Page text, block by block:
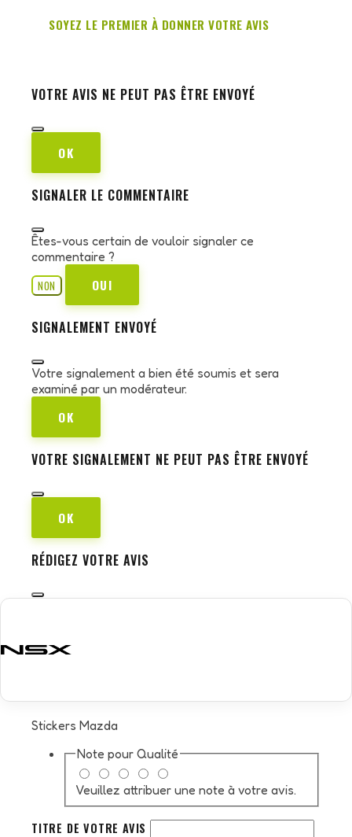
SOYEZ LE PREMIER À DONNER VOTRE AVIS
VOTRE AVIS NE PEUT PAS ÊTRE ENVOYÉ
OK
SIGNALER LE COMMENTAIRE
Êtes-vous certain de vouloir signaler ce
commentaire ?
NON
OUI
SIGNALEMENT ENVOYÉ
Votre signalement a bien été soumis et sera
examiné par un modérateur.
OK
VOTRE SIGNALEMENT NE PEUT PAS ÊTRE ENVOYÉ
OK
RÉDIGEZ VOTRE AVIS
Stickers Mazda
Note pour Qualité
Veuillez attribuer une note à votre avis.
TITRE DE VOTRE AVIS